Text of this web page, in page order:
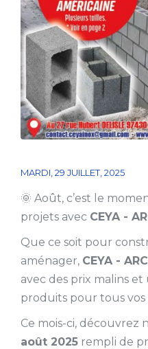
MARDI, 29 JUILLET, 2025
🌞 Août, c’est le
projets avec CEYA -
Que ce soit pour
aménager, CEYA -
avec des prix malins
produits pour tous vos
Ce mois-ci, découvrez
août 2025 rempli de